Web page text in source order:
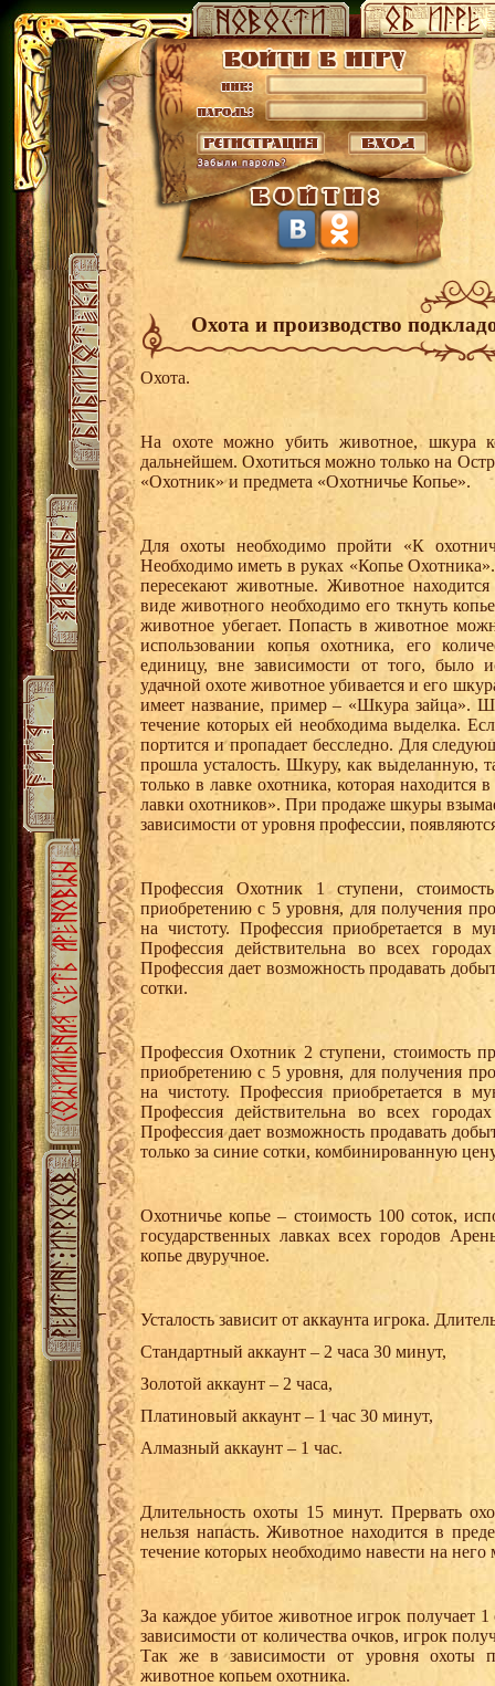
Охота и производство
Охота.
На охоте можно убить животное, шкура
дальнейшем. Охотиться можно только на
«Охотник» и предмета «Охотничье Копье».
Для охоты необходимо пройти «К
Необходимо иметь в руках «Копье
пересекают животные. Животное
виде животного необходимо его ткнуть
животное убегает. Попасть в животное
использовании копья охотника, его
единицу, вне зависимости от того, было
удачной охоте животное убивается и его
имеет название, пример – «Шкура зайца».
течение которых ей необходима выделка.
портится и пропадает бесследно. Для
прошла усталость. Шкуру, как выделанную,
только в лавке охотника, которая
лавки охотников». При продаже шкуры
зависимости от уровня профессии,
Профессия Охотник 1 ступени,
приобретению с 5 уровня, для получения
на чистоту. Профессия приобретается в
Профессия действительна во всех
Профессия дает возможность продавать
сотки.
Профессия Охотник 2 ступени, стоимость
приобретению с 5 уровня, для получения
на чистоту. Профессия приобретается в
Профессия действительна во всех
Профессия дает возможность продавать
только за синие сотки, комбинированную
Охотничье копье – стоимость 100 соток,
государственных лавках всех городов
копье двуручное.
Усталость зависит от аккаунта игрока.
Стандартный аккаунт – 2 часа 30 минут,
Золотой аккаунт – 2 часа,
Платиновый аккаунт – 1 час 30 минут,
Алмазный аккаунт – 1 час.
Длительность охоты 15 минут. Прервать
нельзя напасть. Животное находится в
течение которых необходимо навести на
За каждое убитое животное игрок получает
зависимости от количества очков, игрок
Так же в зависимости от уровня охоты
животное копьем охотника.